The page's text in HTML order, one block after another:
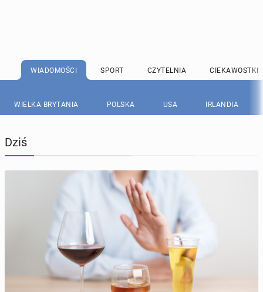
WIADOMOŚCI SPORT CZYTELNIA CIEKAWOSTKI
WIELKA BRYTANIA POLSKA USA IRLANDIA
Dziś